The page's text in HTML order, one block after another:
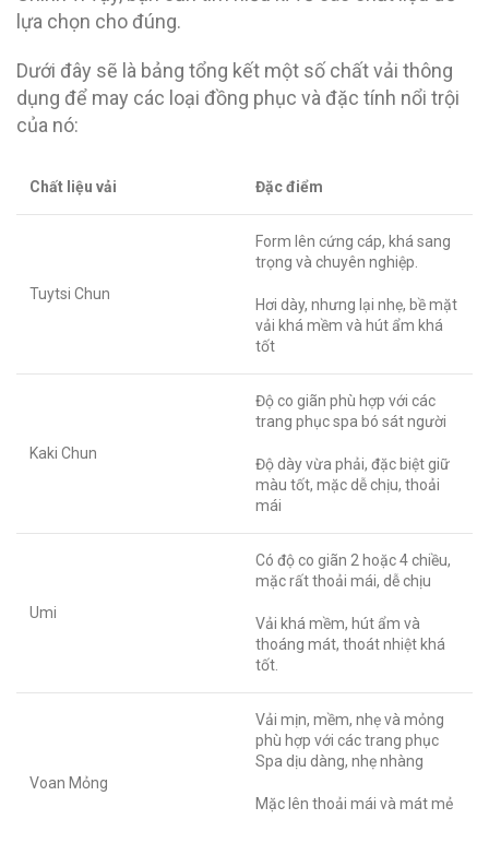
lựa chọn cho đúng.
Dưới đây sẽ là bảng tổng kết một số chất vải thông
dụng để may các loại đồng phục và đặc tính nổi trội
của nó:
Chất liệu vải Đặc điểm
Tuytsi Chun
Form lên cứng cáp, khá sang
trọng và chuyên nghiệp.
Hơi dày, nhưng lại nhẹ, bề mặt
vải khá mềm và hút ẩm khá
tốt
Kaki Chun
Độ co giãn phù hợp với các
trang phục spa bó sát người
Độ dày vừa phải, đặc biệt giữ
màu tốt, mặc dễ chịu, thoải
mái
Umi
Có độ co giãn 2 hoặc 4 chiều,
mặc rất thoải mái, dễ chịu
Vải khá mềm, hút ẩm và
thoáng mát, thoát nhiệt khá
tốt.
Voan Mỏng
Vải mịn, mềm, nhẹ và mỏng
phù hợp với các trang phục
Spa dịu dàng, nhẹ nhàng
Mặc lên thoải mái và mát mẻ